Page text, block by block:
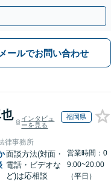
メールでお問い合わせ
インタビュ
ーを見る
福岡県
律事務所
面談方法(対面・
電話・ビデオな
ど)は応相談
営業時間：0
9:00~20:00
（平日）